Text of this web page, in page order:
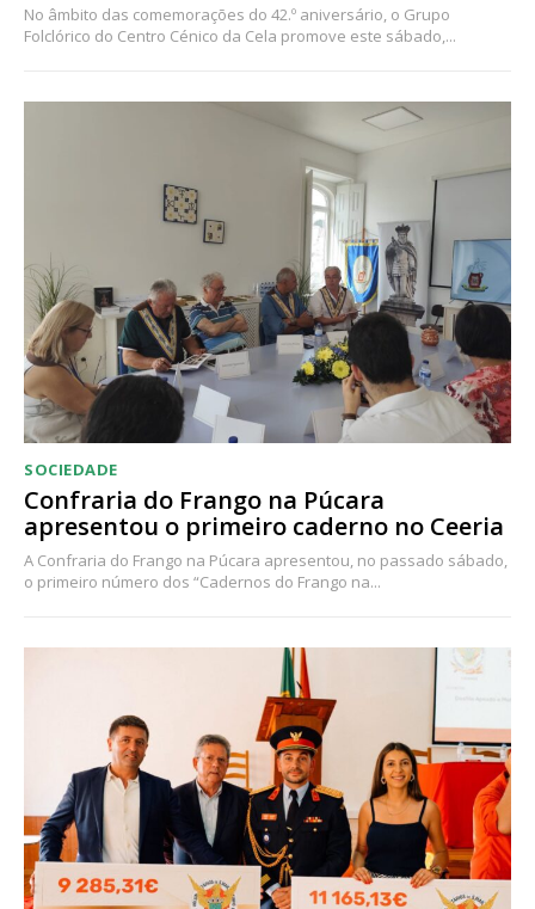
No âmbito das comemorações do 42.º aniversário, o Grupo
Folclórico do Centro Cénico da Cela promove este sábado,...
SOCIEDADE
Confraria do Frango na Púcara
apresentou o primeiro caderno no Ceeria
A Confraria do Frango na Púcara apresentou, no passado sábado,
o primeiro número dos “Cadernos do Frango na...